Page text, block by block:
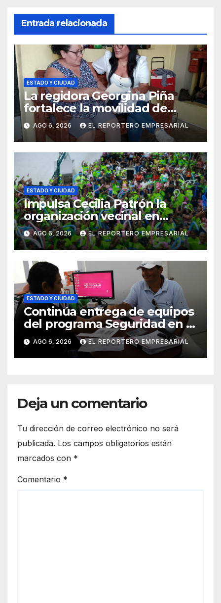
Entrada relacionada
ESTADO Y CIUDAD
La regidora Georgina Piña
fortalece la movilidad de
adultos mayores con la
entrega de aparatos
ortopédicos
AGO 6, 2026 EL REPORTERO EMPRESARIAL
ESTADO Y CIUDAD
Impulsa Cecilia Patrón la
organización vecinal en
Mérida y suma a comités de
vigilancia en la prevención
social del delito
AGO 6, 2026 EL REPORTERO EMPRESARIAL
ESTADO Y CIUDAD
Continúa entrega de equipos
del programa Seguridad en el
Mar
AGO 6, 2026 EL REPORTERO EMPRESARIAL
Deja un comentario
Tu dirección de correo electrónico no será
publicada. Los campos obligatorios están
marcados con *
Comentario *